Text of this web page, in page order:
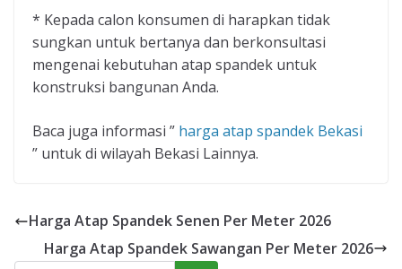
* Kepada calon konsumen di harapkan tidak
sungkan untuk bertanya dan berkonsultasi
mengenai kebutuhan atap spandek untuk
konstruksi bangunan Anda.
Baca juga informasi ” harga atap spandek Bekasi
” untuk di wilayah Bekasi Lainnya.
Harga Atap Spandek Senen Per Meter 2026
Harga Atap Spandek Sawangan Per Meter 2026